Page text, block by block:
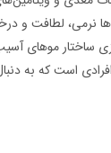
نرمی، لطافت
ساختار موهای
است که به